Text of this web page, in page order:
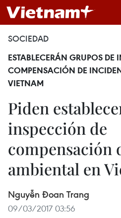
SOCIEDAD
ESTABLECERÁN GRUPOS DE
COMPENSACIÓN DE
VIETNAM
Piden
inspección de
compensación
ambiental en
Nguyễn Đoan Trang
09/03/2017 03:56